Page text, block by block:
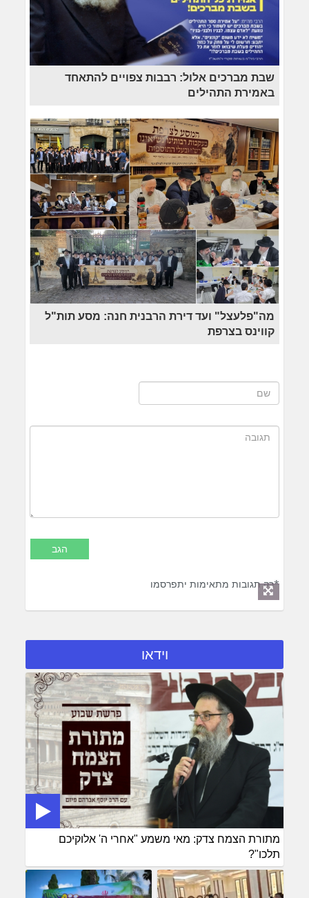
שבת מברכים אלול: רבבות צפויים להתאחד
באמירת התהילים
מה"פלעצל" ועד דירת הרבנית חנה: מסע תות"ל
קווינס בצרפת
*רק תגובות מתאימות יתפרסמו
וידאו
מתורת הצמח צדק: מאי משמע "אחרי ה' אלוקיכם
תלכו"?